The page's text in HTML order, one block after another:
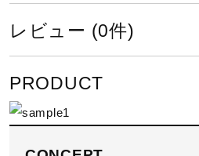
ポジション
型説明
レビュー (0件)
PRODUCT